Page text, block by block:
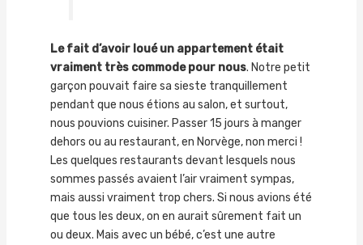
Le fait d’avoir loué un appartement était
vraiment très commode pour nous. Notre petit
garçon pouvait faire sa sieste tranquillement
pendant que nous étions au salon, et surtout,
nous pouvions cuisiner. Passer 15 jours à manger
dehors ou au restaurant, en Norvège, non merci !
Les quelques restaurants devant lesquels nous
sommes passés avaient l’air vraiment sympas,
mais aussi vraiment trop chers. Si nous avions été
que tous les deux, on en aurait sûrement fait un
ou deux. Mais avec un bébé, c’est une autre